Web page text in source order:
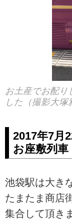
お土産でお配り
した（撮影大塚
2017年7
お座敷列車
池袋駅は大き
たまたま商店
集合して頂き